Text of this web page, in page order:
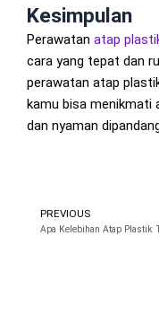
Kesimpulan
Perawatan atap
cara yang tepat dan
perawatan atap
kamu bisa menikmati
dan nyaman
Prev
PREVIOUS